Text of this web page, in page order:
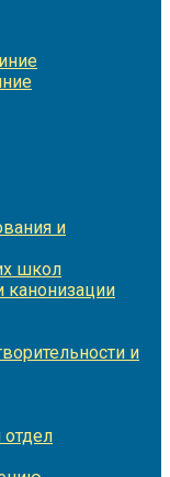
и
школ
канонизации
и